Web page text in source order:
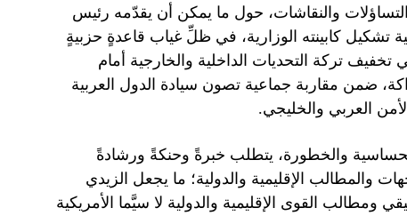
باب التساؤلات والنقاشات، حول ما يمكن أن يقدّمه رئيس
تشكيل كابينته الوزارية، في ظلِّ غياب قاعدةٍ حزبيةٍ
تركة التحديات الداخلية والخارجية أمام
ضمن مقاربة جماعية تصون سيادة الدول العربية
العربي والخليجي.
والخطورة، يتطلب خبرةً وحنكةً ورشادةً
والمطالب الإقليمية والدولية؛ ما يجعل الزيدي
ومطالب القوى الإقليمية والدولية لا سيَّما الأمريكية